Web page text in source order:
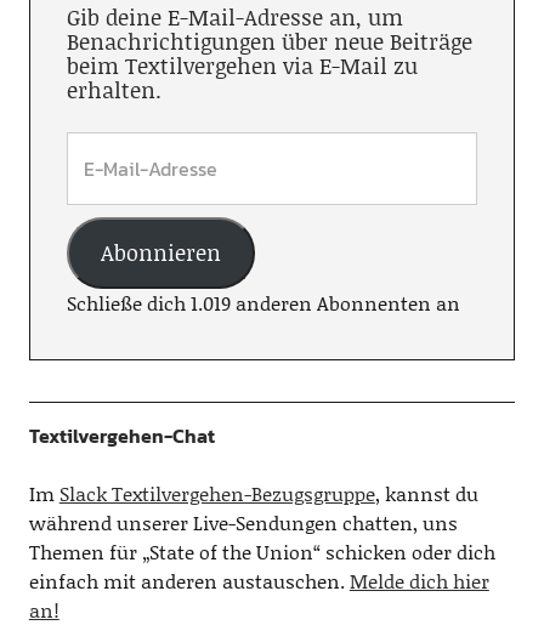
Gib deine E-Mail-Adresse an, um
Benachrichtigungen über neue Beiträge
beim Textilvergehen via E-Mail zu
erhalten.
Abonnieren
Schließe dich 1.019 anderen Abonnenten an
Textilvergehen-Chat
Im Slack Textilvergehen-Bezugsgruppe, kannst du
während unserer Live-Sendungen chatten, uns
Themen für „State of the Union“ schicken oder dich
einfach mit anderen austauschen.Melde dich hier
an!